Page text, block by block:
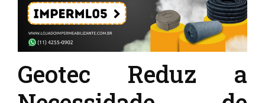
Geotec Reduz a